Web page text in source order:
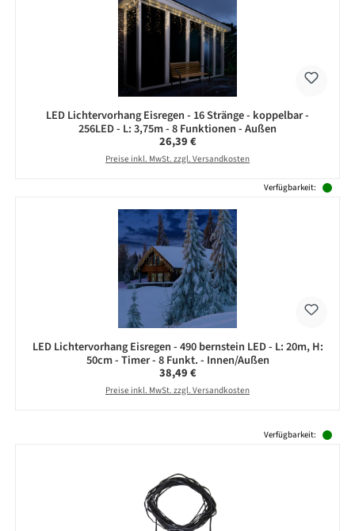
LED Lichtervorhang Eisregen - 16 Stränge - koppelbar -
256LED - L: 3,75m - 8 Funktionen - Außen
Regulärer Preis:
26,39 €
Preise inkl. MwSt. zzgl. Versandkosten
Verfügbarkeit:
LED Lichtervorhang Eisregen - 490 bernstein LED - L: 20m, H:
50cm - Timer - 8 Funkt. - Innen/Außen
Regulärer Preis:
38,49 €
Preise inkl. MwSt. zzgl. Versandkosten
Verfügbarkeit: